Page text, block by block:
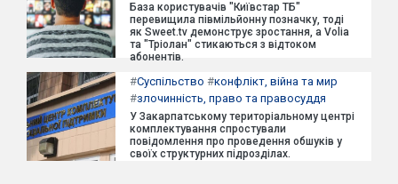
База користувачів "Київстар ТБ"
перевищила півмільйонну позначку, тоді
як Sweet.tv демонструє зростання, а Volia
та "Тріолан" стикаються з відтоком
абонентів.
#Суспільство #конфлікт, війна та мир
#злочинність, право та правосуддя
У Закарпатському територіальному центрі
комплектування спростували
повідомлення про проведення обшуків у
своїх структурних підрозділах.